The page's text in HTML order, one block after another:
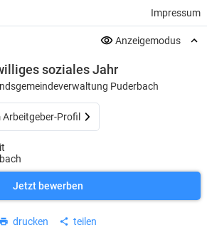
Impressum
Anzeigemodus
soziales Jahr
Puderbach
Arbeitgeber-Profil
Jetzt bewerben
drucken teilen